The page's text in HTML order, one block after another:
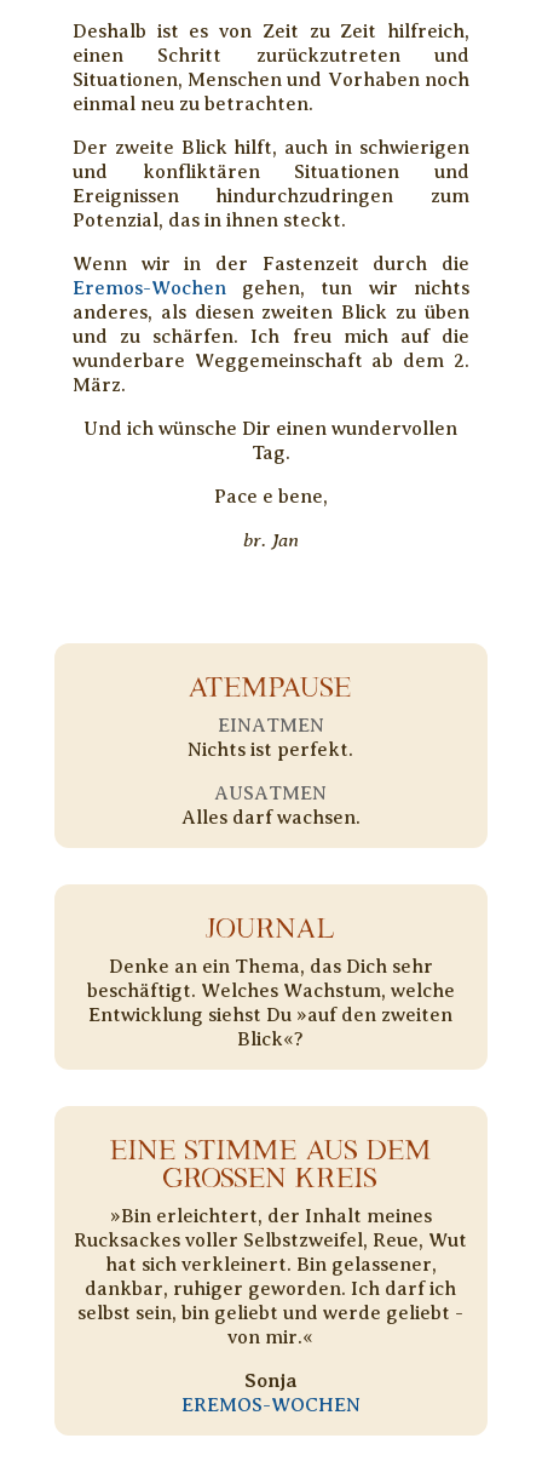
Deshalb ist es von Zeit zu Zeit hilfreich,
einen Schritt zurückzutreten und
Situationen, Menschen und Vorhaben noch
einmal neu zu betrachten.
Der zweite Blick hilft, auch in schwierigen
und konfliktären Situationen und
Ereignissen hindurchzudringen zum
Potenzial, das in ihnen steckt.
Wenn wir in der Fastenzeit durch die
Eremos-Wochen gehen, tun wir nichts
anderes, als diesen zweiten Blick zu üben
und zu schärfen. Ich freu mich auf die
wunderbare Weggemeinschaft ab dem 2.
März.
Und ich wünsche Dir einen wundervollen
Tag.
Pace e bene,
br. Jan
ATEMPAUSE
EINATMEN
Nichts ist perfekt.
AUSATMEN
Alles darf wachsen.
JOURNAL
Denke an ein Thema, das Dich sehr
beschäftigt. Welches Wachstum, welche
Entwicklung siehst Du »auf den zweiten
Blick«?
EINE STIMME AUS DEM
GROSSEN KREIS
»Bin erleichtert, der Inhalt meines
Rucksackes voller Selbstzweifel, Reue, Wut
hat sich verkleinert. Bin gelassener,
dankbar, ruhiger geworden. Ich darf ich
selbst sein, bin geliebt und werde geliebt -
von mir.«
Sonja
EREMOS-WOCHEN